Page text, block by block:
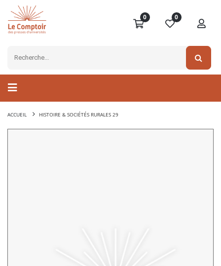
0 0
ACCUEIL HISTOIRE & SOCIÉTÉS RURALES 29